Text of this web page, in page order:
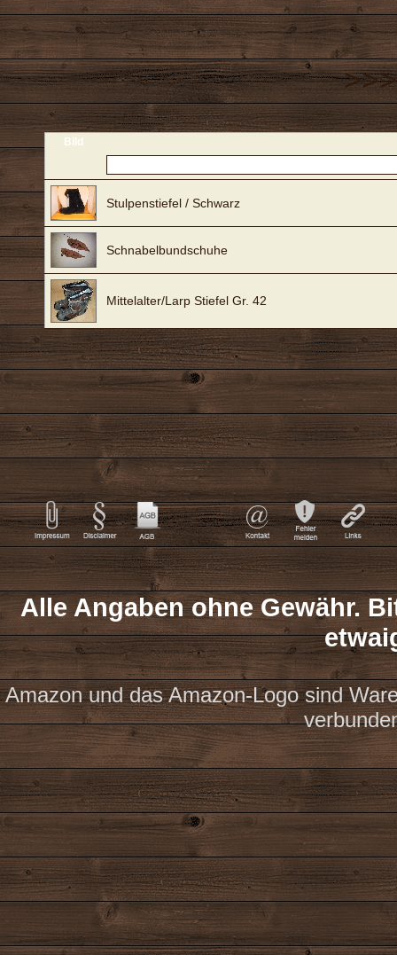
Bild
Stulpenstiefel / Schwarz
Schnabelbundschuhe
Mittelalter/Larp Stiefel Gr. 42
Alle Angaben ohne Gewähr.
Amazon und das Amazon-Logo sind